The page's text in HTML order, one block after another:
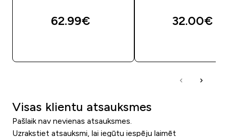
62.99€‎ 32.00€‎
Visas klientu atsauksmes
Pašlaik nav nevienas atsauksmes.
Uzrakstiet atsauksmi, lai iegūtu iespēju laimēt